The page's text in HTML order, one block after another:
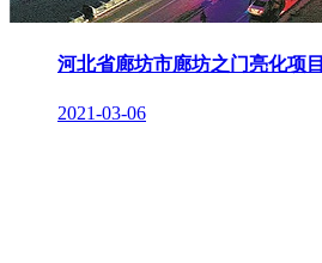
河北省廊坊市廊坊之门亮化项目
2021-03-06